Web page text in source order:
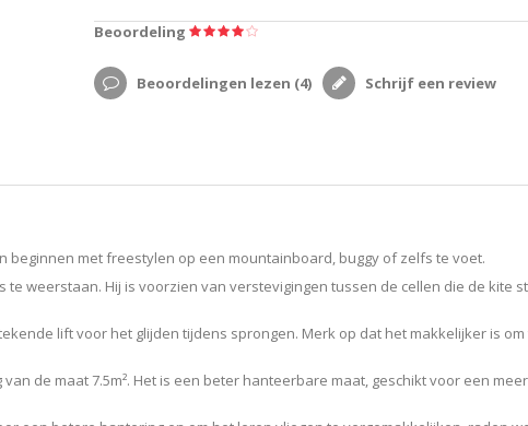
Beoordeling
Beoordelingen lezen (4) Schrijf een review
beginnen met freestylen op een mountainboard, buggy of zelfs te voet.
weerstaan. Hij is voorzien van verstevigingen tussen de cellen die de kite
lift voor het glijden tijdens sprongen. Merk op dat het makkelijker is
de maat 7.5m². Het is een beter hanteerbare maat, geschikt voor een